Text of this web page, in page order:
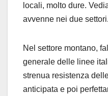
locali, molto dure.
avvenne nei due settori.
Nel settore montano,
generale delle linee
strenua resistenza
anticipata e poi